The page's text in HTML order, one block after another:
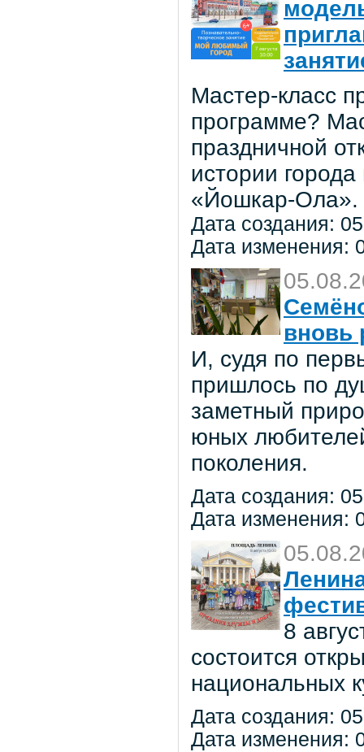
Мастер-класс
программе?
праздничной
истории
«Йошкар-Ола».
Дата создания:
Дата изменения:
вновь
И, судя по
пришлось по
заметный
юных
поколения.
Дата создания:
Дата изменения:
8
состоится
национальных
Дата создания:
Дата изменения: